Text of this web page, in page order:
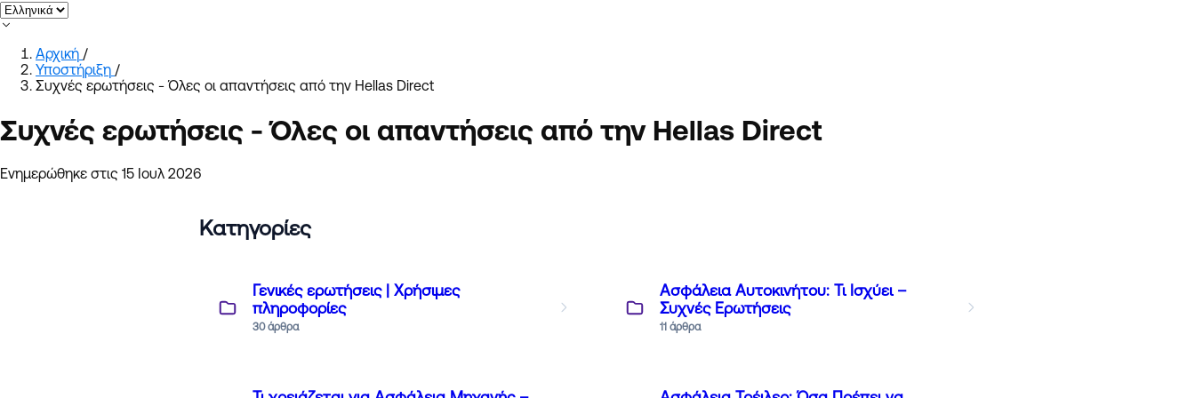
Αρχική /
Υποστήριξη /
Συχνές ερωτήσεις - Όλες οι απαντήσεις από την Hellas Direct
Συχνές ερωτήσεις - Όλες οι απαντήσεις από την Hellas Direct
Ενημερώθηκε στις 15 Ιουλ 2026
Κατηγορίες
Γενικές ερωτήσεις | Χρήσιμες
πληροφορίες
30 άρθρα
Ασφάλεια Αυτοκινήτου: Τι Ισχύει –
Συχνές Ερωτήσεις
11 άρθρα